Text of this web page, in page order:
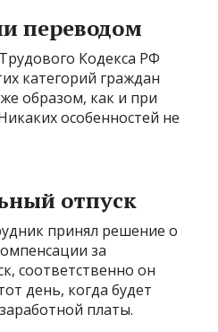
переводом
Кодекса РФ
категорий граждан
образом, как и при
особенностей не
отпуск
принял решение о
за
соответственно он
день, когда будет
платы.